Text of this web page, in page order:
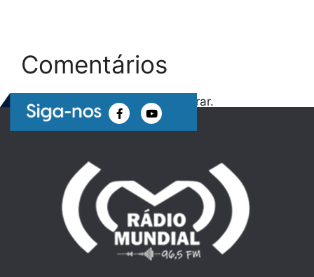
Comentários
Nenhum comentário para mostrar.